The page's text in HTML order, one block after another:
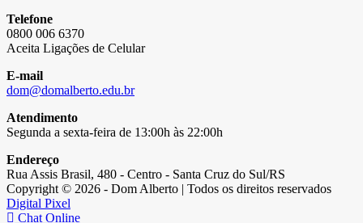
Telefone
0800 006 6370
Aceita Ligações de Celular
E-mail
dom@domalberto.edu.br
Atendimento
Segunda a sexta-feira de 13:00h às 22:00h
Endereço
Rua Assis Brasil, 480 - Centro - Santa Cruz do Sul/RS
Copyright © 2026 - Dom Alberto | Todos os direitos reservados
Digital Pixel
Chat Online